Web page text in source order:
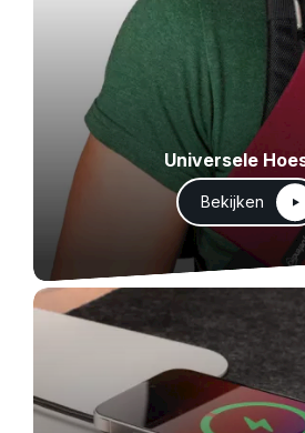
Universele
Bekijken